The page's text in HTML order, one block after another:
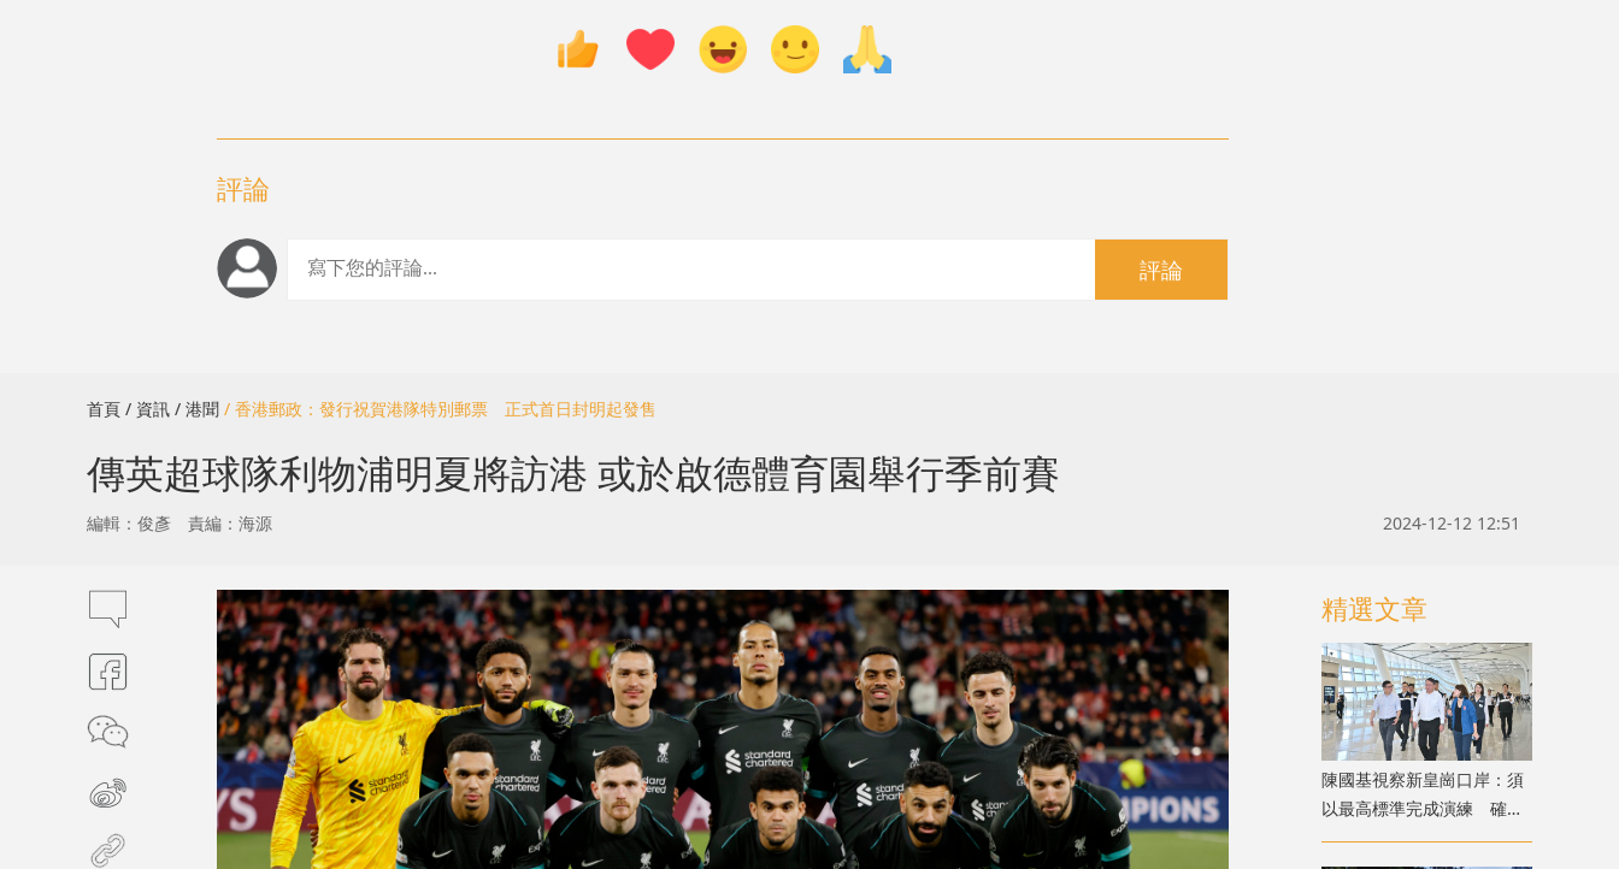
評論
評論
首頁 / 資訊 / 港聞 / 香港郵政：發行祝賀港隊特別郵票 正式首日封明起發售
傳英超球隊利物浦明夏將訪港 或於啟德體育園舉行季前賽
編輯：俊彥 責編：海源 2024-12-12 12:51
精選文章
陳國基視察新皇崗口岸：須
以最高標準完成演練 確保
通關萬無一失